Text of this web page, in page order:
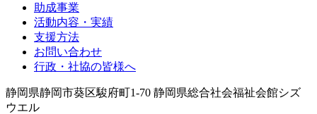
助成事業
活動内容・実績
支援方法
お問い合わせ
行政・社協の皆様へ
静岡県静岡市葵区駿府町1-70 静岡県総合社会福祉会館シズ
ウエル